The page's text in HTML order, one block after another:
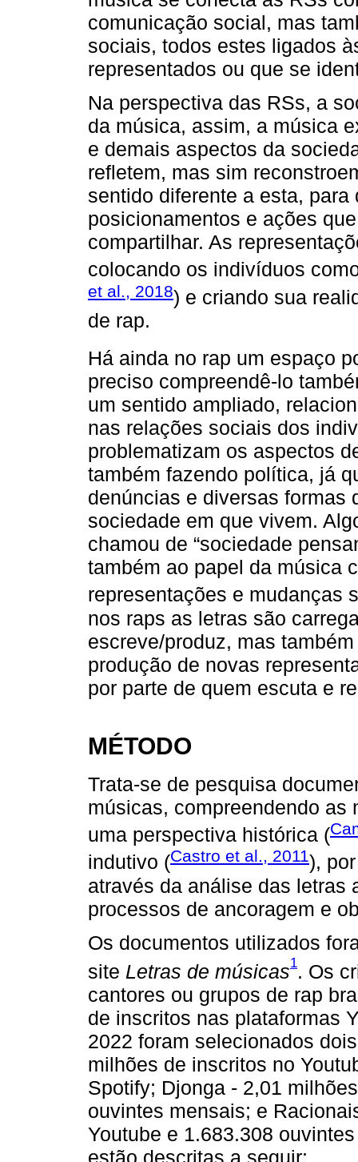
comunicação social, mas
sociais, todos estes ligados
representados ou que se
Na perspectiva das RSs, a
da música, assim, a música
e demais aspectos da
refletem, mas sim
sentido diferente a esta,
posicionamentos e ações
compartilhar. As
colocando os indivíduos
et al., 2018) e criando sua
de rap.
Há ainda no rap um espaço
preciso compreendê-lo
um sentido ampliado,
nas relações sociais dos
problematizam os aspectos
também fazendo política, já
denúncias e diversas formas
sociedade em que vivem.
chamou de “sociedade
também ao papel da música
representações e mudanças
nos raps as letras são
escreve/produz, mas
produção de novas
por parte de quem escuta e
MÉTODO
Trata-se de pesquisa
músicas, compreendendo
uma perspectiva histórica (
indutivo (Castro et al., 2011),
através da análise das letras
processos de ancoragem e
Os documentos utilizados
site Letras de músicas1. Os
cantores ou grupos de rap
de inscritos nas plataformas
2022 foram selecionados
milhões de inscritos no
Spotify; Djonga - 2,01
ouvintes mensais; e
Youtube e 1.683.308
estão descritas a seguir: